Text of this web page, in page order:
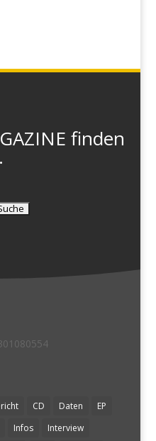
finden
CD Daten
EP
Infos Interview